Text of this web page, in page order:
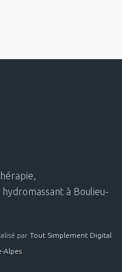
à Boulieu-
par Tout Simplement Digital
Alpes